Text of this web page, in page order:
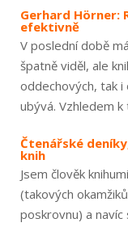
Gerhard Hörner:
efektivně
V poslední době
špatně viděl, ale
oddechových, tak i
ubývá. Vzhledem k
Čtenářské
knih
Jsem člověk
(takových
poskrovnu) a